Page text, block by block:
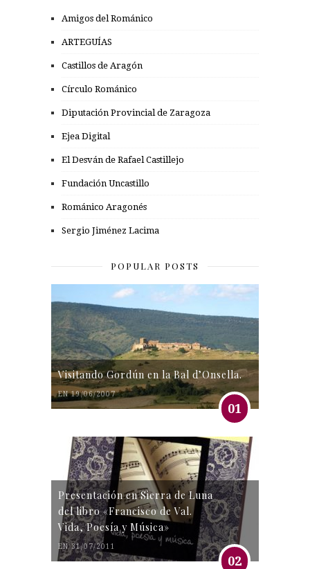
Amigos del Románico
ARTEGUÍAS
Castillos de Aragón
Círculo Románico
Diputación Provincial de Zaragoza
Ejea Digital
El Desván de Rafael Castillejo
Fundación Uncastillo
Románico Aragonés
Sergio Jiménez Lacima
POPULAR POSTS
Visitando Gordún en la Bal d’Onsella.
EN 19/06/2007
01
Presentación en Sierra de Luna
del libro «Francisco de Val.
Vida, Poesía y Música»
EN 31/07/2011
02